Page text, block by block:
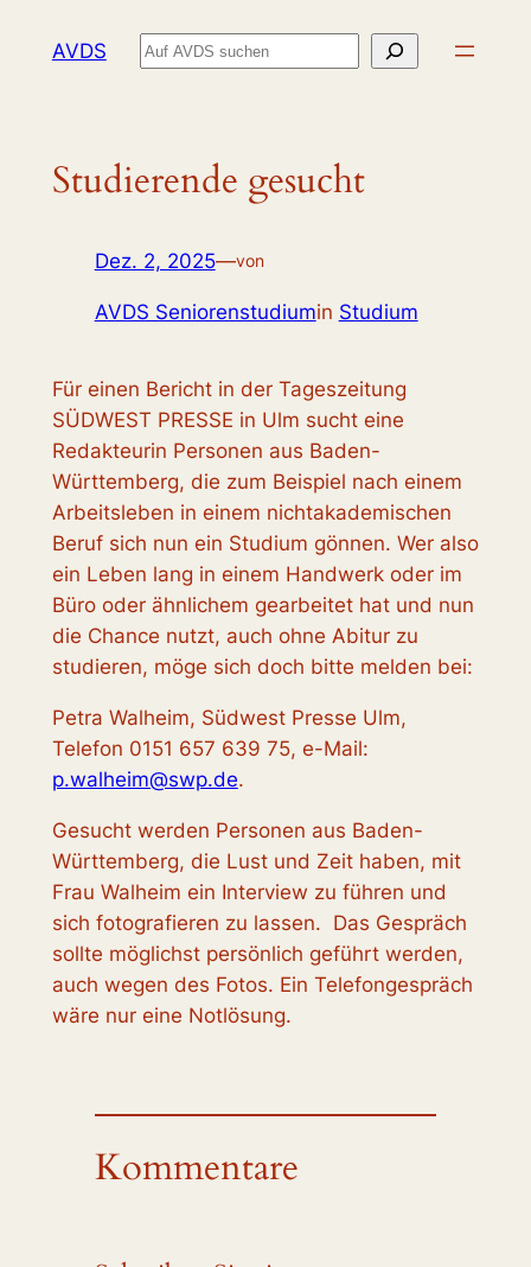
InhaltAVDS Suchen
Studierende gesucht
Dez. 2, 2025—von
AVDS Seniorenstudiumin Studium
Für einen Bericht in der Tageszeitung
SÜDWEST PRESSE in Ulm sucht eine
Redakteurin Personen aus Baden-
Württemberg, die zum Beispiel nach einem
Arbeitsleben in einem nichtakademischen
Beruf sich nun ein Studium gönnen. Wer also
ein Leben lang in einem Handwerk oder im
Büro oder ähnlichem gearbeitet hat und nun
die Chance nutzt, auch ohne Abitur zu
studieren, möge sich doch bitte melden bei:
Petra Walheim, Südwest Presse Ulm,
Telefon 0151 657 639 75, e-Mail:
p.walheim@swp.de.
Gesucht werden Personen aus Baden-
Württemberg, die Lust und Zeit haben, mit
Frau Walheim ein Interview zu führen und
sich fotografieren zu lassen. Das Gespräch
sollte möglichst persönlich geführt werden,
auch wegen des Fotos. Ein Telefongespräch
wäre nur eine Notlösung.
Kommentare